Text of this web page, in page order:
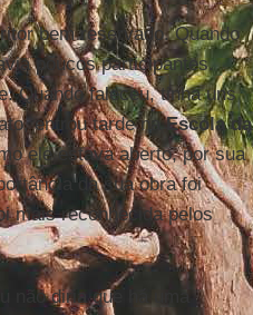
bem reservado. Quando
poucos participantes.
Quando faleceu, tinha uns
entrou tarde naEscola da
ele estava aberto, por sua
da sua obra foi
mais reconhecida pelos
não diria que há uma